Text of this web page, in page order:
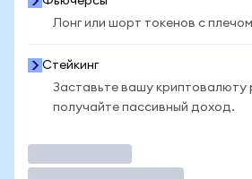
Лонг или шорт токенов с
Стейкинг
Заставьте вашу криптовалюту
получайте пассивный доход.